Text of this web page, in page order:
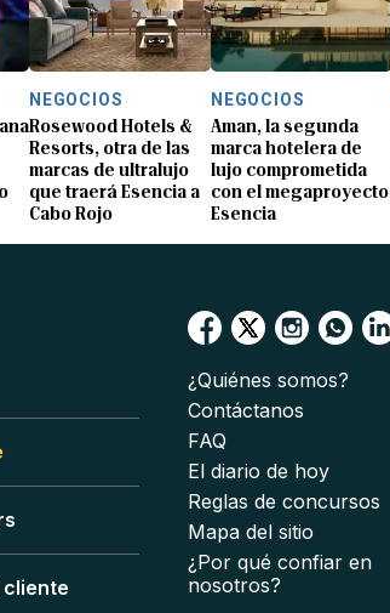
NEGOCIOS
Rosewood Hotels &
Resorts, otra de las
marcas de ultralujo
que traerá Esencia a
Cabo Rojo
NEGOCIOS
Aman, la segunda
marca hotelera de
lujo comprometida
con el megaproyecto
Esencia
cliente
¿Quiénes somos?
Contáctanos
FAQ
El diario de hoy
Reglas de concursos
Mapa del sitio
¿Por qué confiar en
nosotros?